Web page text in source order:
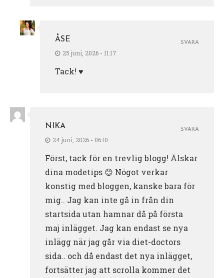
ÅSE
25 juni, 2026 - 11:17
Tack! ♥️
SVARA
NIKA
24 juni, 2026 - 06:10
Först, tack för en trevlig blogg! Älskar
dina modetips 😊 Nögot verkar
konstig med bloggen, kanske bara för
mig.. Jag kan inte gå in från din
startsida utan hamnar då på första
maj inlägget. Jag kan endast se nya
inlägg när jag går via diet-doctors
sida.. och då endast det nya inlägget,
fortsätter jag att scrolla kommer det
SVARA